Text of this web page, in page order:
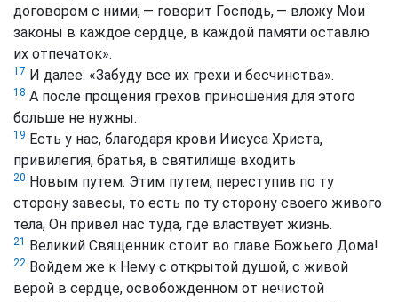
договором с ними, — говорит Господь, — вложу Мои
законы в каждое сердце, в каждой памяти оставлю
их отпечаток».
17 И далее: «Забуду все их грехи и бесчинства».
18 А после прощения грехов приношения для этого
больше не нужны.
19 Есть у нас, благодаря крови Иисуса Христа,
привилегия, братья, в святилище входить
20 Новым путем. Этим путем, переступив по ту
сторону завесы, то есть по ту сторону своего живого
тела, Он привел нас туда, где властвует жизнь.
21 Великий Священник стоит во главе Божьего Дома!
22 Войдем же к Нему с открытой душой, с живой
верой в сердце, освобожденном от нечистой